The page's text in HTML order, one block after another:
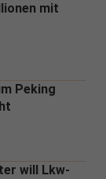
mit
Peking
will Lkw-